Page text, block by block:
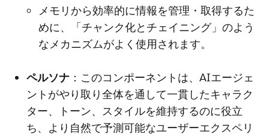
メモリから効率的に情報を管理・取得するた
めに、「チャンク化とチェイニング」のよう
なメカニズムがよく使用されます。
ペルソナ：このコンポーネントは、AIエージェ
ントがやり取り全体を通して一貫したキャラク
ター、トーン、スタイルを維持するのに役立
ち、より自然で予測可能なユーザーエクスペリ